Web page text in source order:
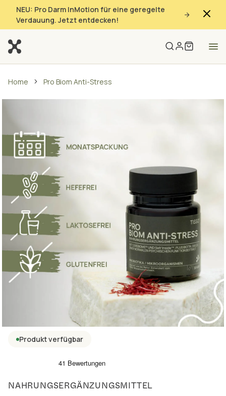
NEU: Pro Darm InMotion für eine geregelte
Verdauung. Jetzt entdecken!
Home Pro Biom Anti-Stress
Produkt verfügbar
NAHRUNGSERGÄNZUNGSMITTEL